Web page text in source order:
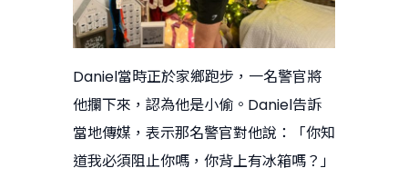
Daniel當時正於家鄉跑步，一名警官將
他攔下來，認為他是小偷。Daniel告訴
當地傳媒，表示那名警官對他說：「你知
道我必須阻止你嗎，你背上有冰箱嗎？」